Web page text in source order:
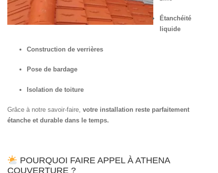
Étanchéité
liquide
Construction de verrières
Pose de bardage
Isolation de toiture
Grâce à notre savoir-faire, votre installation reste parfaitement
étanche et durable dans le temps.
POURQUOI FAIRE APPEL À ATHENA
COUVERTURE ?